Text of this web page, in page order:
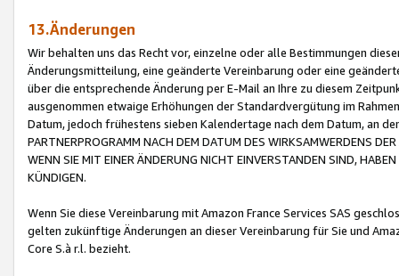
13.Änderungen
Wir behalten uns das Recht vor, einzelne oder alle Bestimmungen
Änderungsmitteilung, eine geänderte Vereinbarung oder eine
über die entsprechende Änderung per E-Mail an Ihre zu diesem
ausgenommen etwaige Erhöhungen der Standardvergütung im
Datum, jedoch frühestens sieben Kalendertage nach dem Datum, an
PARTNERPROGRAMM NACH DEM DATUM DES WIRKSAMWERDENS
WENN SIE MIT EINER ÄNDERUNG NICHT EINVERSTANDEN SIND,
KÜNDIGEN.
Wenn Sie diese Vereinbarung mit Amazon France Services SAS
gelten zukünftige Änderungen an dieser Vereinbarung für Sie und
Core S.à r.l. bezieht.